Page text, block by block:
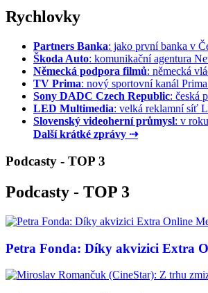
Rychlovky
Partners Banka: jako první banka v
Škoda Auto: komunikační agentura
Německá podpora filmů: německá
TV Prima: nový sportovní kanál
Sony DADC Czech Republic: česká
LED Multimedia: velká reklamní síť
Slovenský videoherní průmysl: v
Další krátké zprávy ⇢
Podcasty - TOP 3
Podcasty - TOP 3
Petra Fonda: Díky akvizici Extra